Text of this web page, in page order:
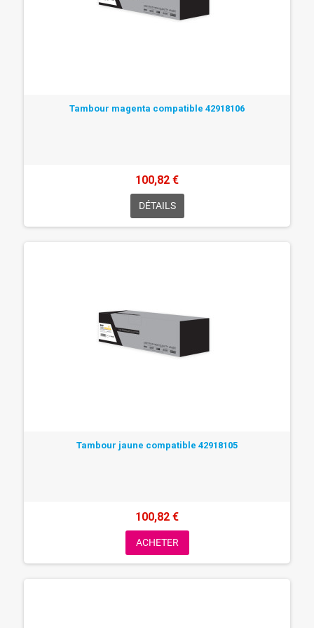
Tambour magenta compatible 42918106
100,82 €
DÉTAILS
Tambour jaune compatible 42918105
100,82 €
ACHETER